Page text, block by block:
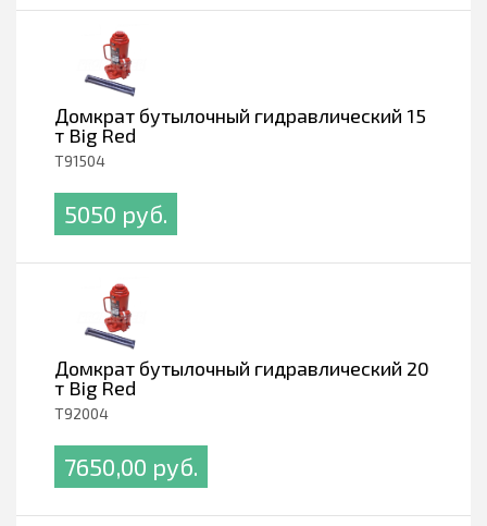
Домкрат бутылочный гидравлический 15
т Big Red
T91504
5050 pуб.
Домкрат бутылочный гидравлический 20
т Big Red
T92004
7650,00 pуб.